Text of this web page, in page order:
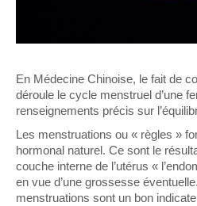
En Médecine Chinoise, le fait de
déroule le cycle menstruel d’une
renseignements précis sur
Les menstruations ou « règles »
hormonal naturel. Ce sont le
couche interne de l’utérus «
en vue d’une grossesse
menstruations sont un bon